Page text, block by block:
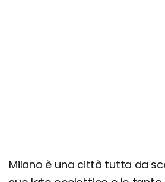
Milano è una città tutta da